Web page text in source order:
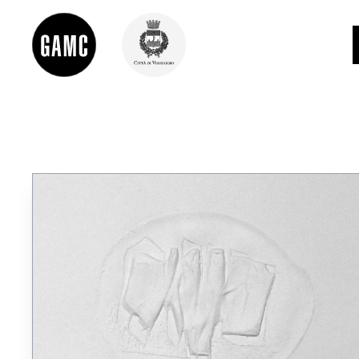
GLI AUTORI
LORENZO VIANI
MOSTRE
EVENTI
PALAZZO DELLE MUSE